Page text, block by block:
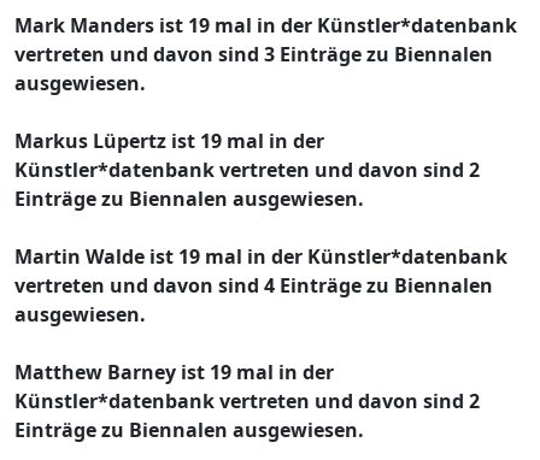
Mark Manders ist 19 mal in der Künstler*datenbank
vertreten und davon sind 3 Einträge zu Biennalen
ausgewiesen.
Markus Lüpertz ist 19 mal in der
Künstler*datenbank vertreten und davon sind 2
Einträge zu Biennalen ausgewiesen.
Martin Walde ist 19 mal in der Künstler*datenbank
vertreten und davon sind 4 Einträge zu Biennalen
ausgewiesen.
Matthew Barney ist 19 mal in der
Künstler*datenbank vertreten und davon sind 2
Einträge zu Biennalen ausgewiesen.